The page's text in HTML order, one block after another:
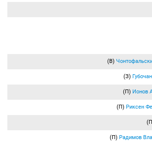
(В)
(З)
(П) Ионов
(П) Риксен
(П) Радимов